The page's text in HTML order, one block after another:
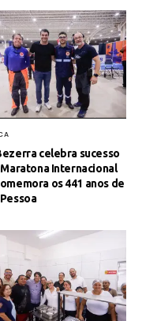
celebra sucesso
Maratona Internacional
os 441 anos de